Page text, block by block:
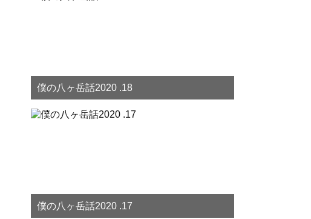
僕の八ヶ岳話2020 .18
僕の八ヶ岳話2020 .17